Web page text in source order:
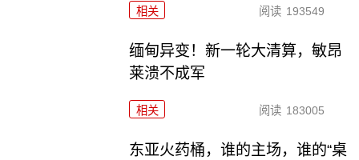
相关 阅读 193549
缅甸异变！新一轮大清算，敏昂
莱溃不成军
相关 阅读 183005
东亚火药桶，谁的主场，谁的“桌